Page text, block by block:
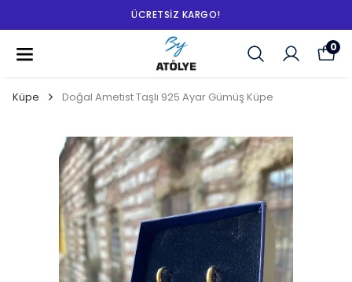
ÜCRETSIZ KARGO!
0
Küpe Doğal Ametist Taşlı 925 Ayar Gümüş Küpe